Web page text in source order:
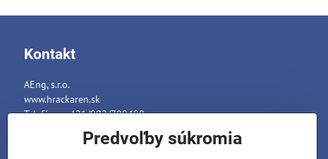
Kontakt
AEng, s.r.o.
www.hrackaren.sk
Telefón: ++421/902/799488
info@hrackaren.sk
Predvoľby súkromia